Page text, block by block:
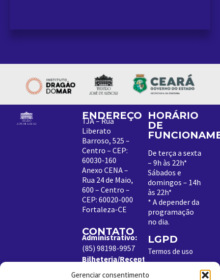
Gerenciar consentimento
ENDEREÇO
TJA – Rua
Liberato
Barroso, 525 –
Centro – CEP:
60030-160
Anexo CENA –
Rua 24 de Maio,
600 – Centro –
CEP: 60020-000
Fortaleza-CE
CONTATO
Administrativo:
(85) 98198-9957
Bilheteria/Receptivo:
(85) 99204-8843
HORÁRIO
DE
De terça a sexta
– 9h às 22h*
Sábados e
domingos – 14h
às 22h*
* A depender da
programação
no dia.
LGPD
Termos de uso